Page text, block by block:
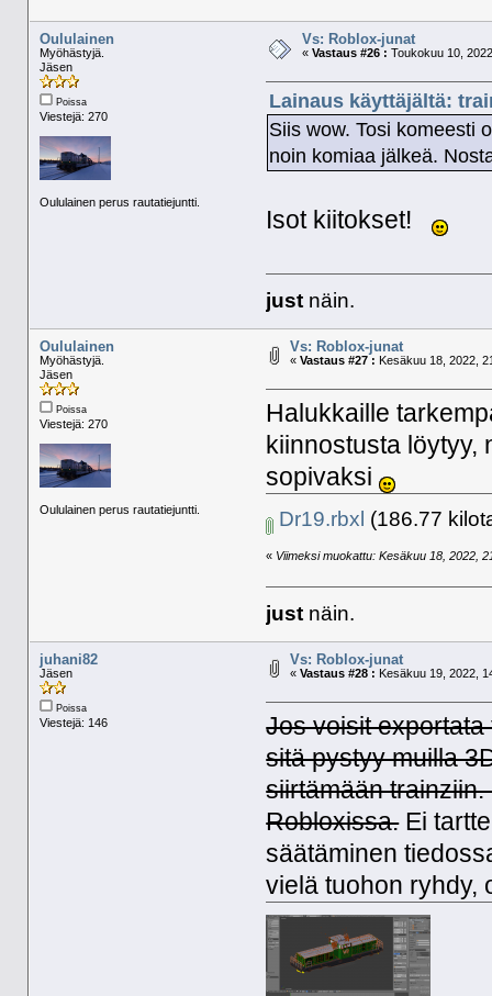
Oululainen
Myöhästyjä.
Jäsen
Poissa
Viestejä: 270
Oululainen perus rautatiejuntti.
Vs: Roblox-junat
« Vastaus #26 : Toukokuu 10,
Lainaus käyttäjältä:
Siis wow. Tosi komeesti
noin komiaa jälkeä.
Isot kiitokset!
just näin.
Oululainen
Myöhästyjä.
Jäsen
Poissa
Viestejä: 270
Oululainen perus rautatiejuntti.
Vs: Roblox-junat
« Vastaus #27 : Kesäkuu 18, 2022,
Halukkaille
kiinnostusta löytyy,
sopivaksi
Dr19.rbxl (186.77
« Viimeksi muokattu: Kesäkuu 18, 2022,
just näin.
juhani82
Jäsen
Poissa
Viestejä: 146
Vs: Roblox-junat
« Vastaus #28 : Kesäkuu 19, 2022,
Jos voisit
sitä pystyy muilla
siirtämään
Robloxissa.Ei
säätäminen
vielä tuohon ryhdy,